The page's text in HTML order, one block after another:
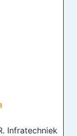
Infratechniek